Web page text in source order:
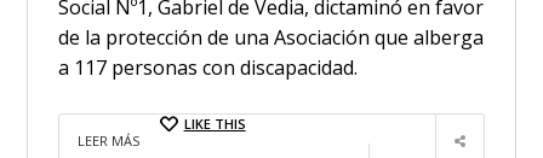
Social Nº1, Gabriel de Vedia, dictaminó en favor
de la protección de una Asociación que alberga
a 117 personas con discapacidad.
LEER MÁS
LIKE THIS